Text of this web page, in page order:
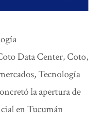
Data Center, Coto,
,Tecnología
la apertura de
en Tucumán